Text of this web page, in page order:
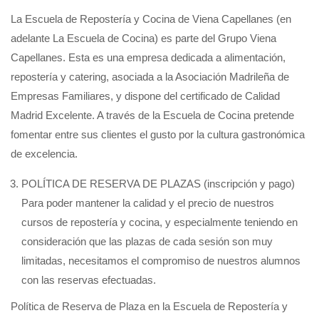
La Escuela de Repostería y Cocina de Viena Capellanes (en
adelante La Escuela de Cocina) es parte del Grupo Viena
Capellanes. Esta es una empresa dedicada a alimentación,
repostería y catering, asociada a la Asociación Madrileña de
Empresas Familiares, y dispone del certificado de Calidad
Madrid Excelente. A través de la Escuela de Cocina pretende
fomentar entre sus clientes el gusto por la cultura gastronómica
de excelencia.
POLÍTICA DE RESERVA DE PLAZAS (inscripción y pago)
Para poder mantener la calidad y el precio de nuestros
cursos de repostería y cocina, y especialmente teniendo en
consideración que las plazas de cada sesión son muy
limitadas, necesitamos el compromiso de nuestros alumnos
con las reservas efectuadas.
Política de Reserva de Plaza en la Escuela de Repostería y